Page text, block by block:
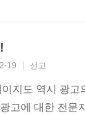
19 신고
지도 역시 광
고에 대한 전